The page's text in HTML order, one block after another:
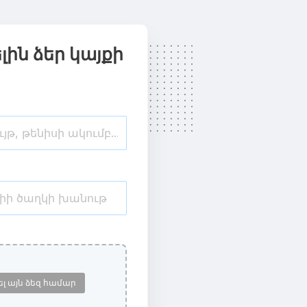
ձեր կայքի
այն ձեզ համար